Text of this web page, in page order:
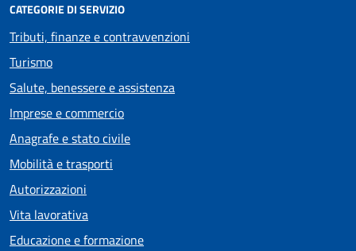
CATEGORIE DI SERVIZIO
Tributi, finanze e contravvenzioni
Turismo
Salute, benessere e assistenza
Imprese e commercio
Anagrafe e stato civile
Mobilità e trasporti
Autorizzazioni
Vita lavorativa
Educazione e formazione